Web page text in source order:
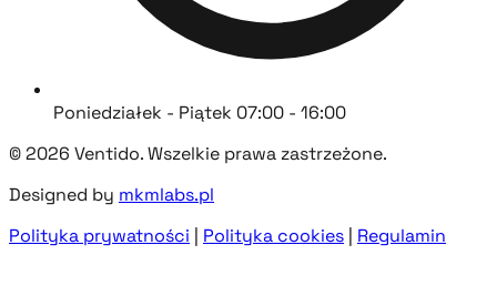
Poniedziałek - Piątek 07:00 - 16:00
© 2026 Ventido. Wszelkie prawa zastrzeżone.
Designed by mkmlabs.pl
Polityka prywatności | Polityka cookies | Regulamin